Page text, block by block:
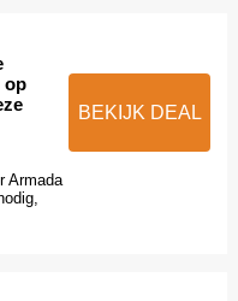
op
Armada
BEKIJK DEAL